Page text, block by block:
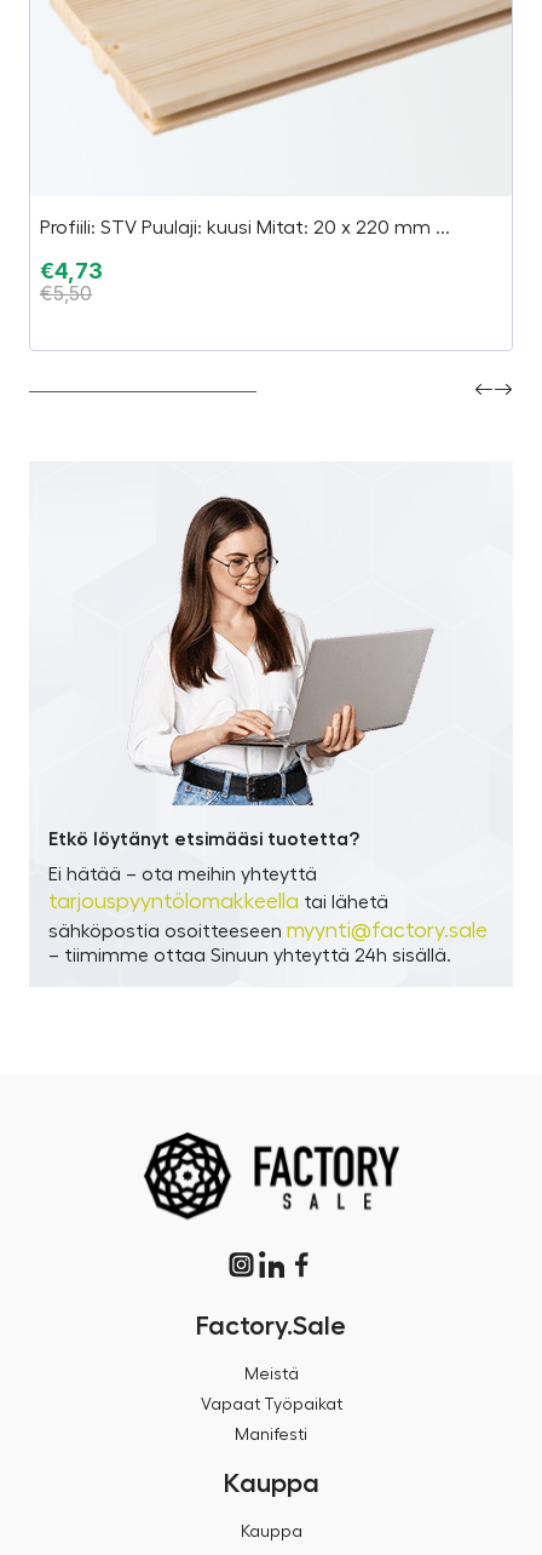
Profiili: STV Puulaji: kuusi Mitat: 20 x 220 mm ...
€4,73
€5,50
Etkö löytänyt etsimääsi tuotetta?
Ei hätää – ota meihin yhteyttä
tarjouspyyntölomakkeella tai lähetä
sähköpostia osoitteeseen myynti@factory.sale
– tiimimme ottaa Sinuun yhteyttä 24h sisällä.
Factory.Sale
Meistä
Vapaat Työpaikat
Manifesti
Kauppa
Kauppa